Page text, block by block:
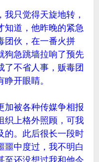
只觉得天旋地转，
知道，他昨晚的紧急
团伙，在一番火拼
狗急跳墙拉响了预先
了不省人事，贩毒团
开眼睛。
被各种传媒争相报
织上格外照顾，可我
的。此后很长一段时
噩中度过，我不明白
至还没想过我和他今